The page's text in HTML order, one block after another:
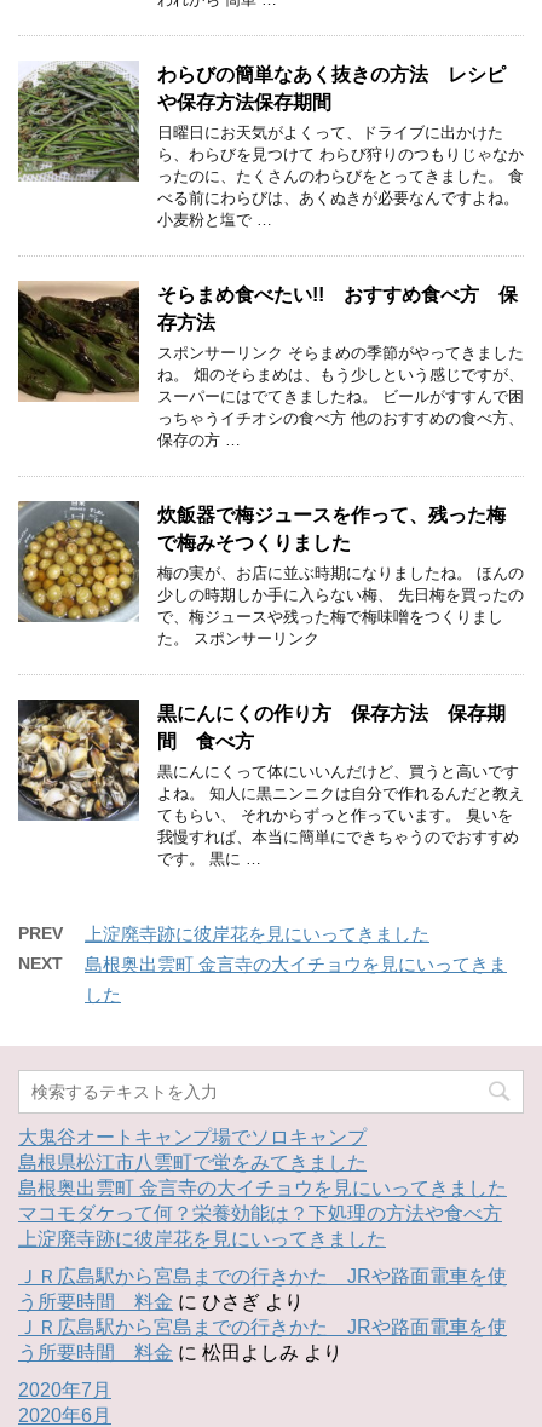
わらびの簡単なあく抜きの方法 レシピ
や保存方法保存期間
日曜日にお天気がよくって、ドライブに出かけた
ら、わらびを見つけて わらび狩りのつもりじゃなか
ったのに、たくさんのわらびをとってきました。 食
べる前にわらびは、あくぬきが必要なんですよね。
小麦粉と塩で …
そらまめ食べたい!! おすすめ食べ方 保
存方法
スポンサーリンク そらまめの季節がやってきました
ね。 畑のそらまめは、もう少しという感じですが、
スーパーにはでてきましたね。 ビールがすすんで困
っちゃうイチオシの食べ方 他のおすすめの食べ方、
保存の方 …
炊飯器で梅ジュースを作って、残った梅
で梅みそつくりました
梅の実が、お店に並ぶ時期になりましたね。 ほんの
少しの時期しか手に入らない梅、 先日梅を買ったの
で、梅ジュースや残った梅で梅味噌をつくりまし
た。 スポンサーリンク
黒にんにくの作り方 保存方法 保存期
間 食べ方
黒にんにくって体にいいんだけど、買うと高いです
よね。 知人に黒ニンニクは自分で作れるんだと教え
てもらい、 それからずっと作っています。 臭いを
我慢すれば、本当に簡単にできちゃうのでおすすめ
です。 黒に …
PREV 上淀廃寺跡に彼岸花を見にいってきました
NEXT
島根奥出雲町 金言寺の大イチョウを見にいってきま
した
大鬼谷オートキャンプ場でソロキャンプ
島根県松江市八雲町で蛍をみてきました
島根奥出雲町 金言寺の大イチョウを見にいってきました
マコモダケって何？栄養効能は？下処理の方法や食べ方
上淀廃寺跡に彼岸花を見にいってきました
ＪＲ広島駅から宮島までの行きかた JRや路面電車を使
う所要時間 料金 に ひさぎ より
ＪＲ広島駅から宮島までの行きかた JRや路面電車を使
う所要時間 料金 に 松田よしみ より
2020年7月
2020年6月